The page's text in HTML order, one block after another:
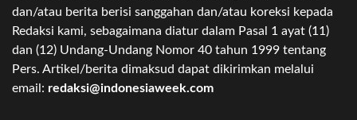
dan/atau berita berisi sanggahan dan/atau koreksi kepada
Redaksi kami, sebagaimana diatur dalam Pasal 1 ayat (11)
dan (12) Undang-Undang Nomor 40 tahun 1999 tentang
Pers. Artikel/berita dimaksud dapat dikirimkan melalui
email: redaksi@indonesiaweek.com